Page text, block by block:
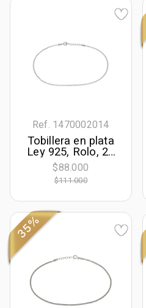
Ref. 1470002014
Tobillera en plata
Ley 925, Rolo, 23
cm. de largo, 1
mm. de ancho
$88.000
$111.000
35%